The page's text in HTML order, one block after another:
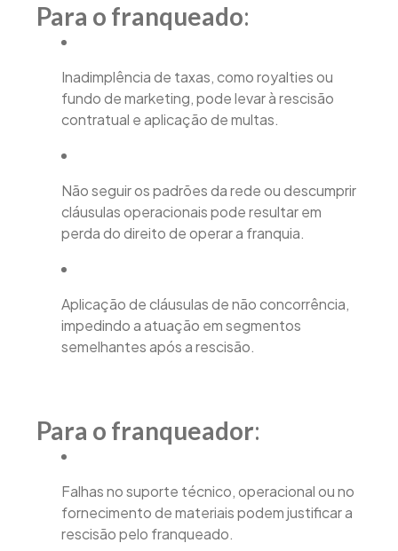
Para o franqueado:
Inadimplência de taxas, como royalties ou
fundo de marketing, pode levar à rescisão
contratual e aplicação de multas.
Não seguir os padrões da rede ou descumprir
cláusulas operacionais pode resultar em
perda do direito de operar a franquia.
Aplicação de cláusulas de não concorrência,
impedindo a atuação em segmentos
semelhantes após a rescisão.
Para o franqueador:
Falhas no suporte técnico, operacional ou no
fornecimento de materiais podem justificar a
rescisão pelo franqueado.